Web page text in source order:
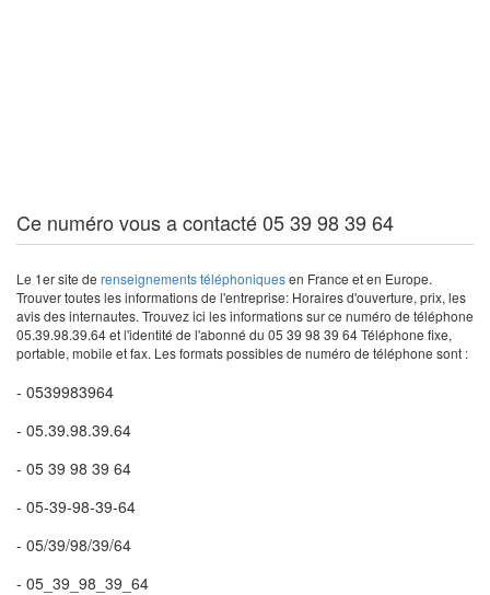
Ce numéro vous a contacté 05 39 98 39 64
Le 1er site de renseignements téléphoniquesen France et en Europe.
Trouver toutes les informations de l'entreprise: Horaires d'ouverture, prix, les
avis des internautes. Trouvez ici les informations sur ce numéro de téléphone
05.39.98.39.64 et l'identité de l'abonné du 05 39 98 39 64 Téléphone fixe,
portable, mobile et fax. Les formats possibles de numéro de téléphone sont :
- 0539983964
- 05.39.98.39.64
- 05 39 98 39 64
- 05-39-98-39-64
- 05/39/98/39/64
- 05_39_98_39_64